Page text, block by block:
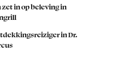
in op beleving in
in Dr.